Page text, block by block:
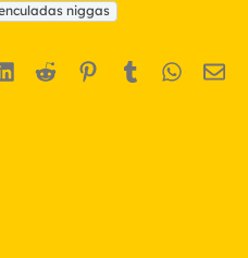
niggas
LinkedIn
Reddit Pinterest
Tumblr